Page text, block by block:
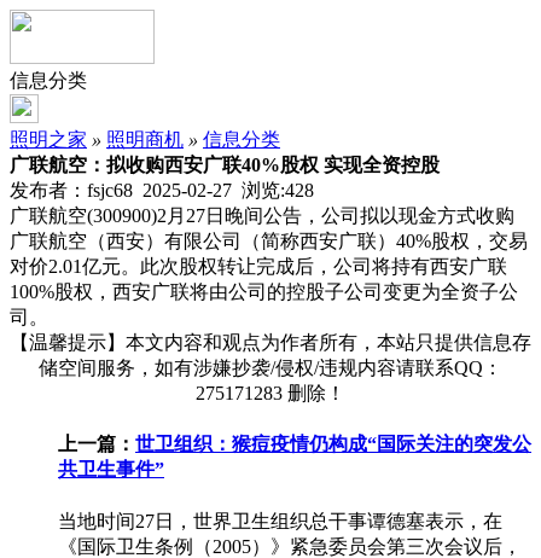
信息分类
照明之家 » 照明商机 » 信息分类
广联航空：拟收购西安广联40%股权 实现全资控股
发布者：fsjc68 2025-02-27 浏览:428
广联航空(300900)2月27日晚间公告，公司拟以现金方式收购
广联航空（西安）有限公司（简称西安广联）40%股权，交易
对价2.01亿元。此次股权转让完成后，公司将持有西安广联
100%股权，西安广联将由公司的控股子公司变更为全资子公
司。
【温馨提示】本文内容和观点为作者所有，本站只提供信息存
储空间服务，如有涉嫌抄袭/侵权/违规内容请联系QQ：
275171283 删除！
上一篇： 世卫组织：猴痘疫情仍构成“国际关注的突发公
共卫生事件”
当地时间27日，世界卫生组织总干事谭德塞表示，在
《国际卫生条例（2005）》紧急委员会第三次会议后，